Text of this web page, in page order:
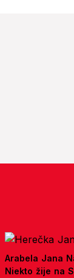
Arabela Jana
Niekto žije na